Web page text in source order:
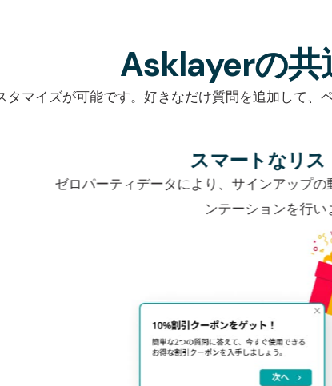
Asklayerの共
タマイズが可能です。好きなだけ質問を追加して、
市場調査
あなたの顧客からのリアルタイムなフィー
の判断や方向付けに役立